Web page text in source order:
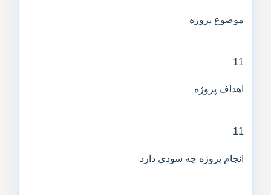
موضوع پروژه
11
اهداف پروژه
11
انجام پروژه چه سودی دارد